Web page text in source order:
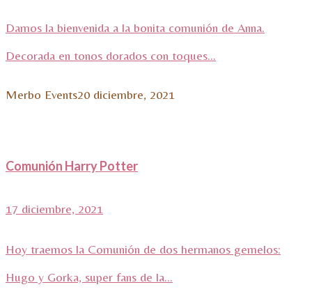
Damos la bienvenida a la bonita comunión de Anna.
Decorada en tonos dorados con toques...
Merbo Events20 diciembre, 2021
Comunión Harry Potter
17 diciembre, 2021
Hoy traemos la Comunión de dos hermanos gemelos:
Hugo y Gorka, super fans de la...